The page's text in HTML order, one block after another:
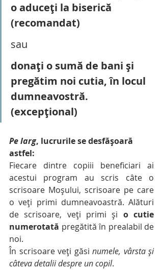
o aduceți la biserică
(recomandat)
sau
donați o sumă de bani și
pregătim noi cutia, în locul
dumneavostră.
(excepțional)
Pe larg, lucrurile se desfășoară
astfel:
Fiecare dintre copiii beneficiari ai
acestui program au scris câte o
scrisoare Moșului, scrisoare pe care
o veți primi dumneavoastră. Alături
de scrisoare, veți primi și o cutie
numerotată pregătită în prealabil de
noi.
În scrisoare veți găsi numele, vârsta și
câteva detalii despre un copil.